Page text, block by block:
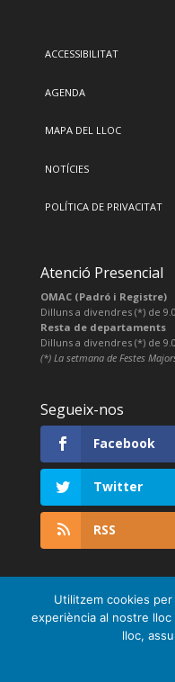
ACCESSIBILITAT
AGENDA
MAPA DEL LLOC
NOTÍCIES
POLÍTICA DE PRIVACITAT
Atenció Presencial
OMAC (Padró i Registre)
Dilluns a divendres (*) de
Resta de departaments
Dilluns a divendres (*) de
(*) La setmana de Festes
Segueix-nos
Facebook
Twitter
RSS
Utilitzem cookies
experiència al nostre
lloc,